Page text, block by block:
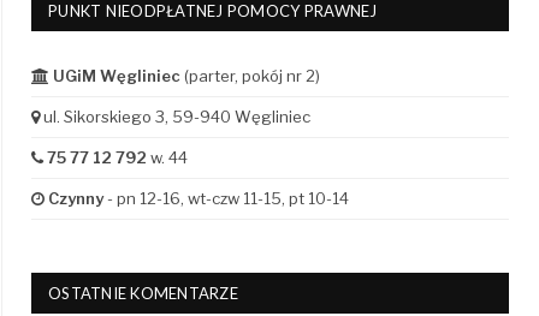
PUNKT NIEODPŁATNEJ POMOCY PRAWNEJ
UGiM Węgliniec (parter, pokój nr 2)
ul. Sikorskiego 3, 59-940 Węgliniec
75 77 12 792 w. 44
Czynny- pn 12-16, wt-czw 11-15, pt 10-14
OSTATNIE KOMENTARZE